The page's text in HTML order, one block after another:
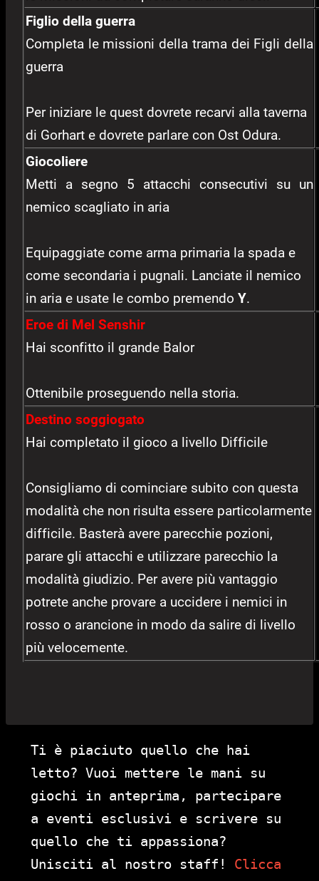
Figlio della guerra
Completa le missioni della trama dei Figli della
guerra
Per iniziare le quest dovrete recarvi alla taverna
di Gorhart e dovrete parlare con Ost Odura.
Giocoliere
Metti a segno 5 attacchi consecutivi su un
nemico scagliato in aria
Equipaggiate come arma primaria la spada e
come secondaria i pugnali. Lanciate il nemico
in aria e usate le combo premendo Y.
Eroe di Mel Senshir
Hai sconfitto il grande Balor
Ottenibile proseguendo nella storia.
Destino soggiogato
Hai completato il gioco a livello Difficile
Consigliamo di cominciare subito con questa
modalità che non risulta essere particolarmente
difficile. Basterà avere parecchie pozioni,
parare gli attacchi e utilizzare parecchio la
modalità giudizio. Per avere più vantaggio
potrete anche provare a uccidere i nemici in
rosso o arancione in modo da salire di livello
più velocemente.
Ti è piaciuto quello che hai
letto? Vuoi mettere le mani su
giochi in anteprima, partecipare
a eventi esclusivi e scrivere su
quello che ti appassiona?
Unisciti al nostro staff! Clicca